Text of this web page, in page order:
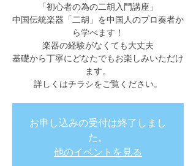
「初心者の為の二胡入門講座」
中国伝統楽器「二胡」を中国人のプロ奏者か
ら学べます！
楽器の経験がなくても大丈夫
基礎から丁寧にどなたでもお楽しみいただけ
ます。
詳しくはチラシをご覧ください。
お申し込みの受付は終了しまし
た。
他のイベントを見る